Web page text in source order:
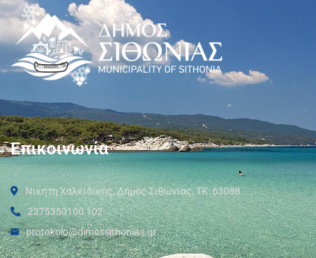
Επικοινωνία
Νικήτη Χαλκιδικής, Δήμος Σιθωνίας, ΤΚ: 63088
2375350100 102
protokolo@dimossithonias.gr